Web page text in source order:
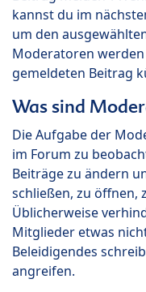
kannst du im
um den
Moderatoren
gemeldeten Beitrag
Was sind
Die Aufgabe der
im Forum zu
Beiträge zu ändern
schließen, zu öffnen,
Üblicherweise
Mitglieder etwas
Beleidigendes
angreifen.